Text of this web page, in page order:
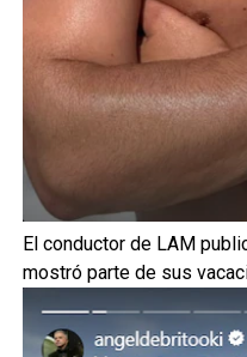
El conductor de LAM
mostró parte de sus